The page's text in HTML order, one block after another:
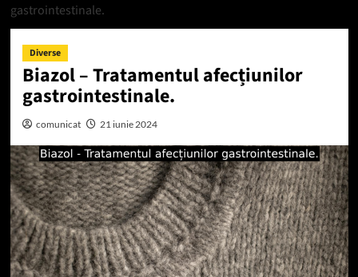
gastrointestinale.
Diverse
Biazol – Tratamentul afecțiunilor
gastrointestinale.
comunicat 21 iunie 2024